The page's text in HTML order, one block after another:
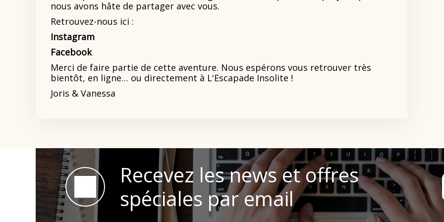
nous avons hâte de partager avec vous.
Retrouvez-nous ici :
Instagram
Facebook
Merci de faire partie de cette aventure. Nous espérons vous retrouver très
bientôt, en ligne… ou directement à L'Escapade Insolite !
Joris & Vanessa
Recevez les news et offres
spéciales par email